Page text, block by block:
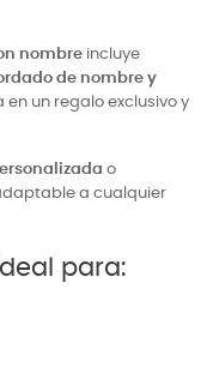
nombre incluye
de nombre y
en un regalo exclusivo y
o
a cualquier
para: